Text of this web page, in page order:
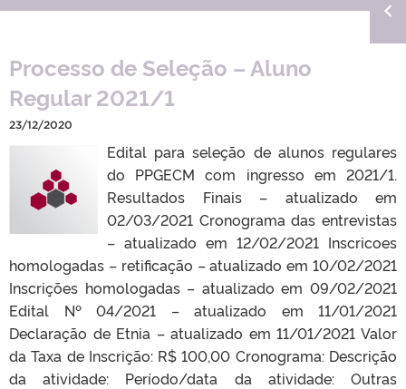
TELEFONES
Processo de Seleção – Aluno
Regular 2021/1
23/12/2020
Edital para seleção de alunos regulares
do PPGECM com ingresso em 2021/1.
Resultados Finais – atualizado em
02/03/2021 Cronograma das entrevistas
– atualizado em 12/02/2021 Inscricoes
homologadas – retificação – atualizado em 10/02/2021
Inscrições homologadas – atualizado em 09/02/2021
Edital Nº 04/2021 – atualizado em 11/01/2021
Declaração de Etnia – atualizado em 11/01/2021 Valor
da Taxa de Inscrição: R$ 100,00 Cronograma: Descrição
da atividade: Período/data da atividade: Outras